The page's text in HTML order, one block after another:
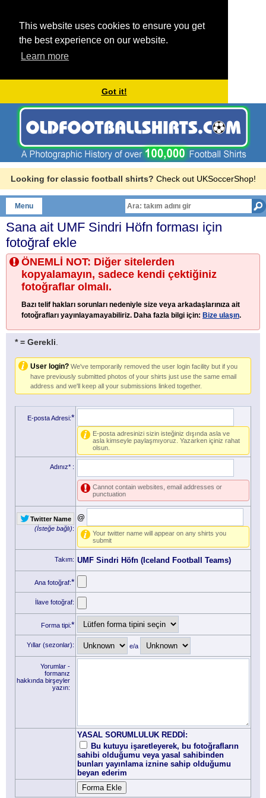
This website uses cookies to ensure you get
the best experience on our website.
Learn more
Got it!
Looking for classic football shirts? Check out UKSoccerShop!
Menu
Sana ait UMF Sindri Höfn forması için
fotoğraf ekle
ÖNEMLİ NOT: Diğer sitelerden
kopyalamayın, sadece kendi çektiğiniz
fotoğraflar olmalı.
Bazı telif hakları sorunları nedeniyle size veya arkadaşlarınıza ait
fotoğrafları yayınlayamayabiliriz. Daha fazla bilgi için: Bize ulaşın.
* = Gerekli
User login? We've temporarily removed the user login facility but if you
have previously submitted photos of your shirts just use the same email
address and we'll keep all your submissions linked together.
E-posta Adresi:*
E-posta adresinizi sizin isteğiniz dışında asla ve
asla kimseyle paylaşmıyoruz. Yazarken içiniz rahat
olsun.
Adınız* :
Cannot contain websites, email addresses or
punctuation
Twitter Name
(İsteğe bağlı):
@
Your twitter name will appear on any shirts you
submit
Takım: UMF Sindri Höfn (Iceland Football Teams)
Ana fotoğraf:*
İlave fotoğraf:
Forma tipi:*
Yıllar (sezonlar): e/a
Yorumlar -
formanız
hakkında birşeyler
yazın:
YASAL SORUMLULUK REDDİ:
Bu kutuyu işaretleyerek, bu fotoğrafların
sahibi olduğumu veya yasal sahibinden
bunları yayınlama iznine sahip olduğumu
beyan ederim